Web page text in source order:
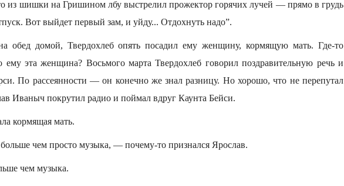
из шишки на Гришином лбу выстрелил прожектор горячих лучей — прямо в грудь
Вот выйдет первый зам, и уйду... Отдохнуть надо”.
обед домой, Твердохлеб опять посадил ему женщину, кормящую мать. Где-то
ему эта женщина? Восьмого марта Твердохлеб говорил поздравительную речь и
По рассеянности — он конечно же знал разницу. Но хорошо, что не перепутал
Иваныч покрутил радио и поймал вдруг Каунта Бейси.
кормящая мать.
чем просто музыка, — почему-то признался Ярослав.
чем музыка.